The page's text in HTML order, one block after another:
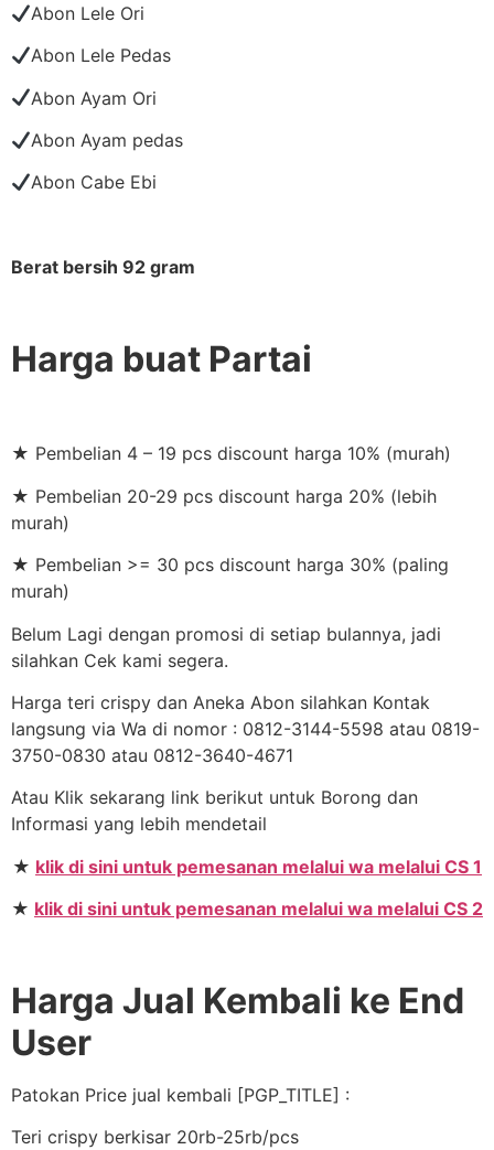
Abon Lele Ori
Abon Lele Pedas
Abon Ayam Ori
Abon Ayam pedas
Abon Cabe Ebi
Berat bersih 92 gram
Harga buat Partai
★ Pembelian 4 – 19 pcs discount harga 10% (murah)
★ Pembelian 20-29 pcs discount harga 20% (lebih
murah)
★ Pembelian >= 30 pcs discount harga 30% (paling
murah)
Belum Lagi dengan promosi di setiap bulannya, jadi
silahkan Cek kami segera.
Harga teri crispy dan Aneka Abon silahkan Kontak
langsung via Wa di nomor : 0812-3144-5598 atau 0819-
3750-0830 atau 0812-3640-4671
Atau Klik sekarang link berikut untuk Borong dan
Informasi yang lebih mendetail
★ klik di sini untuk pemesanan melalui wa melalui CS 1
★ klik di sini untuk pemesanan melalui wa melalui CS 2
Harga Jual Kembali ke End
User
Patokan Price jual kembali [PGP_TITLE] :
Teri crispy berkisar 20rb-25rb/pcs